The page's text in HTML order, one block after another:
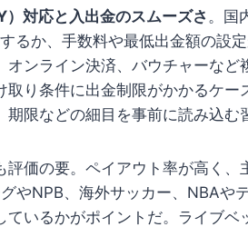
）対応と入出金のスムーズさ 。国
るか、手数料や最低出金額の設
オンライン決済、バウチャーなど
り条件に出金制限がかかるケー
期限などの細目を事前に読み込む
評価の要。ペイアウト率が高く
やNPB、海外サッカー、NBAや
ているかがポイントだ。ライブベ